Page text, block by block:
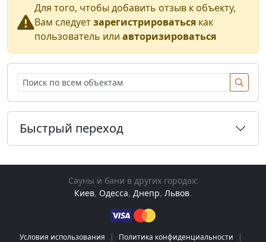
Для того, чтобы добавить отзыв к объекту,
Вам следуетзарегистрироваться как
пользователь или авторизироваться
Быстрый переход
Сауны и бани в других городах:
Киев, Одесса, Днепр, Львов.
Условия использования | Политика конфиденциальности |